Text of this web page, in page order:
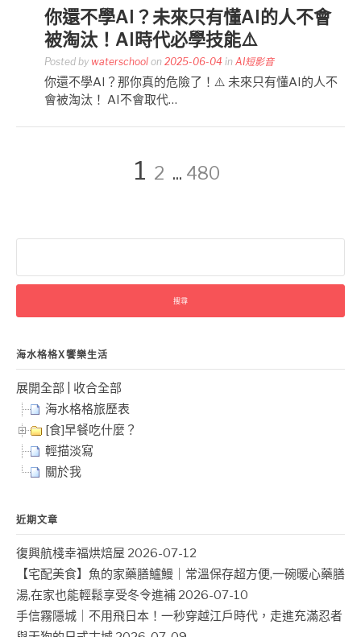
你還不學AI？未來只有懂AI的人不會
被淘汰！AI時代必學技能⚠️
Posted by waterschool on 2025-06-04 in AI短影音
你還不學AI？那你真的危險了！⚠️ 未來只有懂AI的人不
會被淘汰！ AI不會取代…
章
分
頁
Page
1 Page
2 ... Page
480
關
字:
海水格格X饗樂生活
展開全部
收合全部
海水格格旅歷表
[食]早餐吃什麼？
輕描淡寫
關於我
近期文章
復興航棧幸福烘焙屋 2026-07-12
【宅配美食】魚的家藥膳鱸鰻｜常溫保存超方便,一碗暖心藥膳
湯,在家也能輕鬆享受冬令進補 2026-07-10
手信霧隱城｜不用飛日本！一秒穿越江戶時代，走進充滿忍者